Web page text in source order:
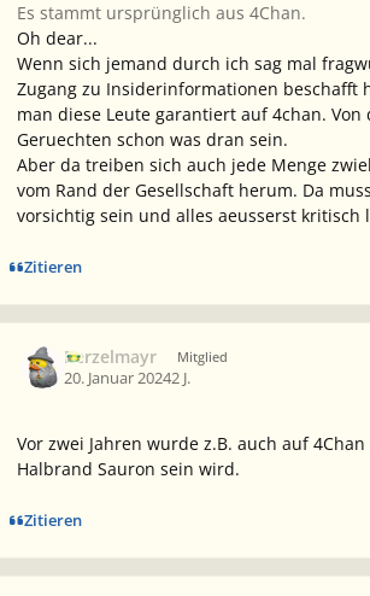
Es stammt ursprünglich aus 4Chan.
Oh dear...
Wenn sich jemand durch ich sag mal
Zugang zu Insiderinformationen beschafft
man diese Leute garantiert auf 4chan. Von
Geruechten schon was dran sein.
Aber da treiben sich auch jede Menge
vom Rand der Gesellschaft herum. Da
vorsichtig sein und alles aeusserst kritisch
Zitieren
Berzelmayr Mitglied
20. Januar 20242 J.
Vor zwei Jahren wurde z.B. auch auf
Halbrand Sauron sein wird.
Zitieren